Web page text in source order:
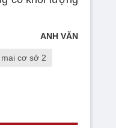
ANH VĂN
cơ sở 2